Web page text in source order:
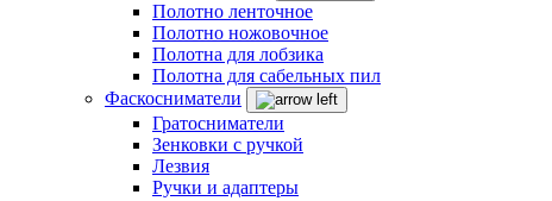
Полотно ленточное
Полотно ножовочное
Полотна для лобзика
Полотна для сабельных пил
Фаскосниматели
Гратосниматели
Зенковки с ручкой
Лезвия
Ручки и адаптеры